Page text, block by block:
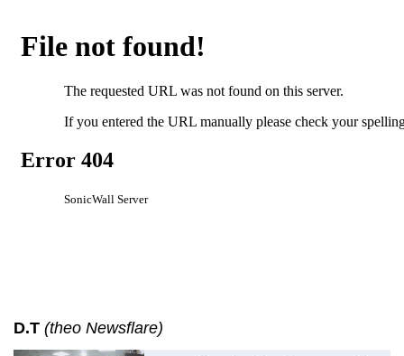
D.T (theo Newsflare)